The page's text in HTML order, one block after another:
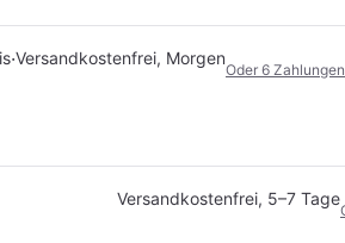
·Versandkostenfrei, Morgen
Oder 6
Versandkostenfrei, 5–7 Tage